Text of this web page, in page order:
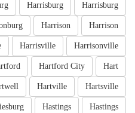
Harrisburg
Harrisburg
Harrison
Harrison
Harrisonville
Harrisville
Hart
Hartford City
Hartsville
Hartville
Hastings
Hastings